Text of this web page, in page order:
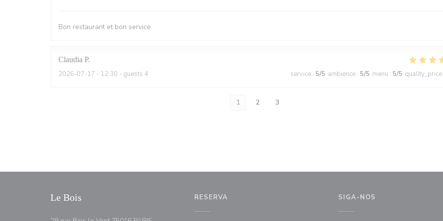
Bon restaurant et bon service
Claudia P
2026-07-17 - 12:30 - guests 4 service : 5/5 ambience : 5/5 menu : 5/5 quality_price
1 2 3
Le Bois RESERVA SIGA-NOS